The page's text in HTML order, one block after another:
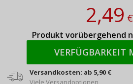
2,49€
Produkt vorübergehend
VERFÜGBARKEIT
Versandkosten: ab 5,90 €
Viele Versandoptionen